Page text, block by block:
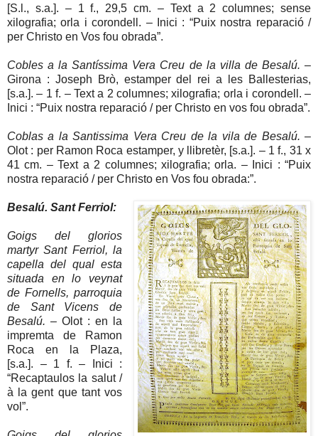
[S.l., s.a.]. – 1 f., 29,5 cm. – Text a 2 columnes; sense
xilografia; orla i corondell. – Inici : “Puix nostra reparació /
per Christo en Vos fou obrada”.
Cobles a la Santíssima Vera Creu de la villa de Besalú. –
Girona : Joseph Brò, estamper del rei a les Ballesterias,
[s.a.]. – 1 f. – Text a 2 columnes; xilografia; orla i corondell. –
Inici : “Puix nostra reparació / per Christo en vos fou obrada”.
Coblas a la Santissima Vera Creu de la vila de Besalú. –
Olot : per Ramon Roca estamper, y llibretèr, [s.a.]. – 1 f., 31 x
41 cm. – Text a 2 columnes; xilografia; orla. – Inici : “Puix
nostra reparació / per Christo en Vos fou obrada:”.
Besalú. Sant Ferriol:
Goigs del glorios
martyr Sant Ferriol, la
capella del qual esta
situada en lo veynat
de Fornells, parroquia
de Sant Vicens de
Besalú. – Olot : en la
impremta de Ramon
Roca en la Plaza,
[s.a.]. – 1 f. – Inici :
“Recaptaulos la salut /
à la gent que tant vos
vol”.